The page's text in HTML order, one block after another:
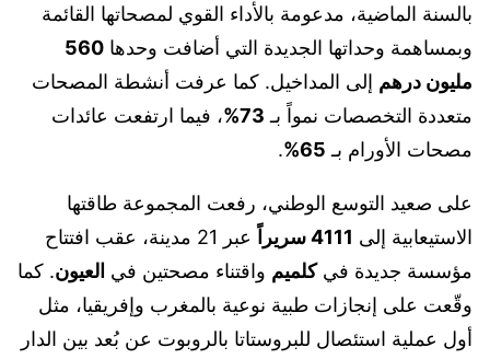
بالسنة الماضية، مدعومة بالأداء القوي لمصحاتها القائمة
وبمساهمة وحداتها الجديدة التي أضافت وحدها 560
مليون درهم إلى المداخيل. كما عرفت أنشطة المصحات
متعددة التخصصات نمواً بـ 73%
، فيما ارتفعت عائدات
مصحات الأورام بـ 65%
.
على صعيد التوسع الوطني، رفعت المجموعة طاقتها
الاستيعابية إلى 4111 سريراً
عبر 21 مدينة، عقب افتتاح
مؤسسة جديدة فيكلميم واقتناء مصحتين في العيون. كما
وقّعت على إنجازات طبية نوعية بالمغرب وإفريقيا، مثل
أول عملية استئصال للبروستاتا بالروبوت عن بُعد بين الدار